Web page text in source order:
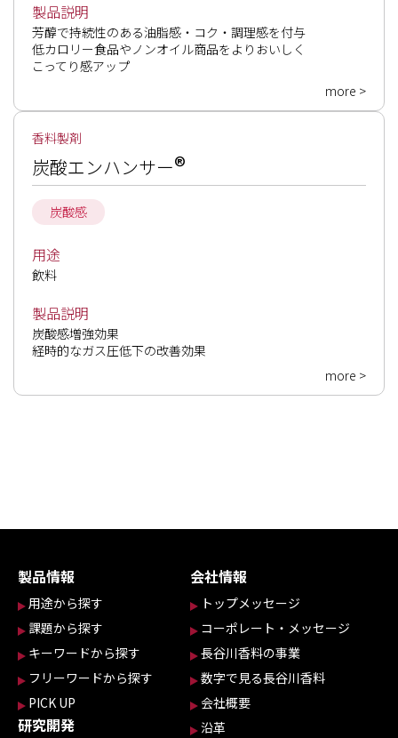
製品説明
芳醇で持続性のある油脂感・コク・調理感を付与
低カロリー食品やノンオイル商品をよりおいしく
こってり感アップ
more >
香料製剤
炭酸エンハンサー®
炭酸感
用途
飲料
製品説明
炭酸感増強効果
経時的なガス圧低下の改善効果
more >
製品情報
用途から探す
課題から探す
キーワードから探す
フリーワードから探す
PICK UP
研究開発
会社情報
トップメッセージ
コーポレート・メッセージ
長谷川香料の事業
数字で見る長谷川香料
会社概要
沿革